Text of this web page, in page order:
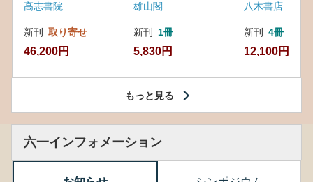
高志書院
新刊 取り寄せ
46,200円
雄山閣
新刊 1冊
5,830円
八木書店
新刊 4冊
12,100円
もっと見る
六一インフォメーション